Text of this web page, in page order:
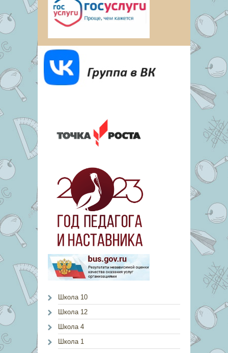
Школа 10
Школа 12
Школа 4
Школа 1